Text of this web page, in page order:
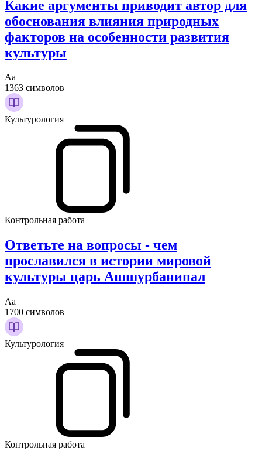
Какие аргументы приводит автор для
обоснования влияния природных
факторов на особенности развития
культуры
Аа
1363 символов
Культурология
Контрольная работа
Ответьте на вопросы - чем
прославился в истории мировой
культуры царь Ашшурбанипал
Аа
1700 символов
Культурология
Контрольная работа